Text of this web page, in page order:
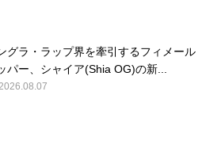
グラ・ラップ界を牽引するフィメール
パー、シャイア(Shia OG)の新...
2026.08.07